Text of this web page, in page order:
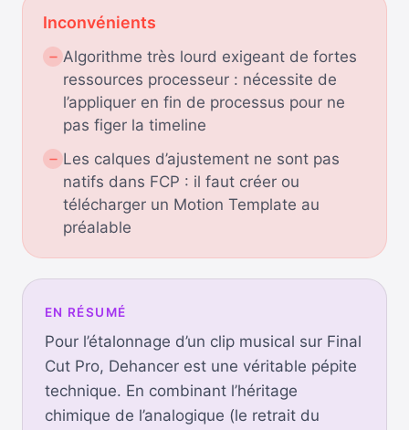
Inconvénients
Algorithme très lourd exigeant de fortes
ressources processeur : nécessite de
l’appliquer en fin de processus pour ne
pas figer la timeline
Les calques d’ajustement ne sont pas
natifs dans FCP : il faut créer ou
télécharger un Motion Template au
préalable
EN RÉSUMÉ
Pour l’étalonnage d’un clip musical sur Final
Cut Pro, Dehancer est une véritable pépite
technique. En combinant l’héritage
chimique de l’analogique (le retrait du